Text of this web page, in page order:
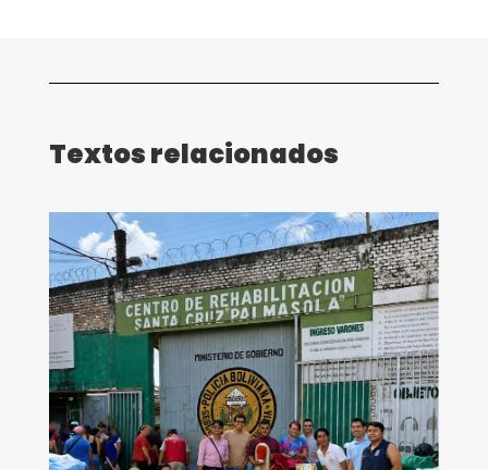
Textos relacionados